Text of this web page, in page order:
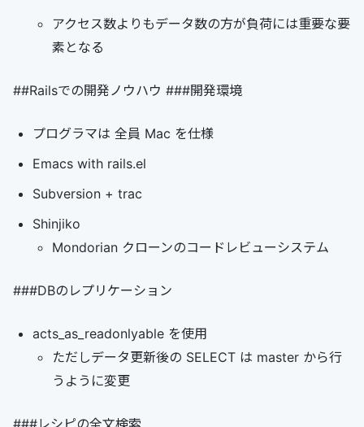
アクセス数よりもデータ数の方が負荷には重要な要
素となる
##Railsでの開発ノウハウ ###開発環境
プログラマは 全員 Mac を仕様
Emacs with rails.el
Subversion + trac
Shinjiko
Mondorian クローンのコードレビューシステム
###DBのレプリケーション
acts_as_readonlyable を使用
ただしデータ更新後の SELECT は master から行
うように変更
###レシピの全文検索